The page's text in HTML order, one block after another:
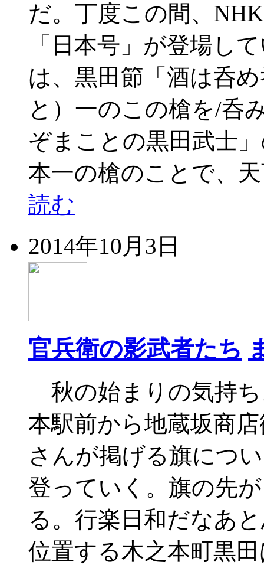
だ。丁度この間、
「日本号」が登場し
は、黒田節「酒は呑
と）一のこの槍を/呑
ぞまことの黒田武士
本一の槍のことで、
読む
2014年10月3日
官兵衛の影武者たち
秋の始まりの気持
本駅前から地蔵坂商
さんが掲げる旗につ
登っていく。旗の先
る。行楽日和だなあ
位置する木之本町黒